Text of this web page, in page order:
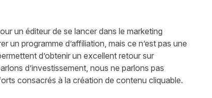
un éditeur de se lancer dans le marketing
un programme d’affiliation, mais ce n’est pas une
d’obtenir un excellent retour sur
d’investissement, nous ne parlons pas
consacrés à la création de contenu cliquable.